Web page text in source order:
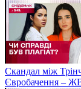
Скандал між
Євробачення –